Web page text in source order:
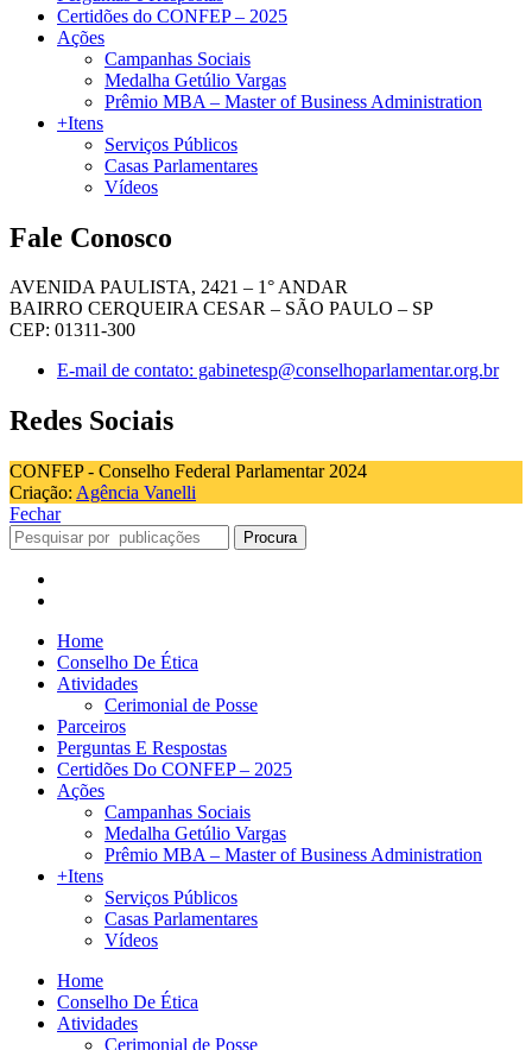
Certidões do CONFEP – 2025
Ações
Campanhas Sociais
Medalha Getúlio Vargas
Prêmio MBA – Master of Business Administration
+Itens
Serviços Públicos
Casas Parlamentares
Vídeos
Fale Conosco
AVENIDA PAULISTA, 2421 – 1° ANDAR
BAIRRO CERQUEIRA CESAR – SÃO PAULO – SP
CEP: 01311-300
E-mail de contato: gabinetesp@conselhoparlamentar.org.br
Redes Sociais
CONFEP - Conselho Federal Parlamentar 2024
Criação: Agência Vanelli
Fechar
Procura
Home
Conselho De Ética
Atividades
Cerimonial de Posse
Parceiros
Perguntas E Respostas
Certidões Do CONFEP – 2025
Ações
Campanhas Sociais
Medalha Getúlio Vargas
Prêmio MBA – Master of Business Administration
+Itens
Serviços Públicos
Casas Parlamentares
Vídeos
Home
Conselho De Ética
Atividades
Cerimonial de Posse